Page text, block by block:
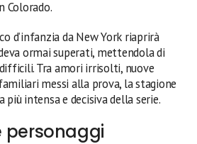
Colorado.
d’infanzia da New York riaprirà
ormai superati, mettendola di
Tra amori irrisolti, nuove
messi alla prova, la stagione
intensa e decisiva della serie.
personaggi